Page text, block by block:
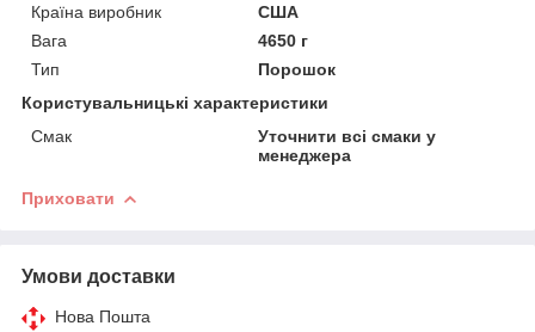
Країна виробник
США
Вага
4650 г
Тип
Порошок
Користувальницькі характеристики
Смак
Уточнити всі смаки у
менеджера
Приховати
Умови доставки
Нова Пошта